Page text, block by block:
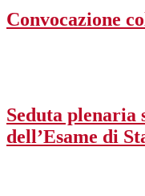
Convocazione
Seduta plenaria
dell’Esame di